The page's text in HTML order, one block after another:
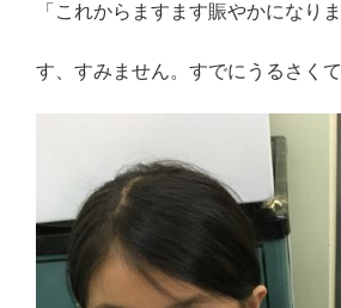
「これからますます賑やかになり
す、すみません。すでにうるさく